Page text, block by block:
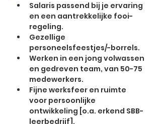
Salaris passend bij je ervaring
en een aantrekkelijke fooi-
regeling.
Gezellige
personeelsfeestjes/-borrels.
Werken in een jong volwassen
en gedreven team, van 50-75
medewerkers.
Fijne werksfeer en ruimte
voor persoonlijke
ontwikkeling [o.a. erkend SBB-
leerbedrijf].